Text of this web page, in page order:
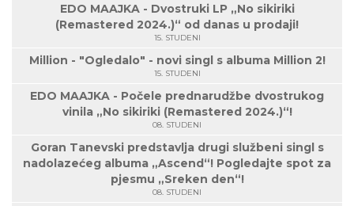
EDO MAAJKA - Dvostruki LP „No sikiriki
(Remastered 2024.)“ od danas u prodaji!
15. STUDENI
Million - "Ogledalo" - novi singl s albuma Million 2!
15. STUDENI
EDO MAAJKA - Počele prednarudžbe dvostrukog
vinila „No sikiriki (Remastered 2024.)“!
08. STUDENI
Goran Tanevski predstavlja drugi službeni singl s
nadolazećeg albuma „Ascend“! Pogledajte spot za
pjesmu „Sreken den“!
08. STUDENI